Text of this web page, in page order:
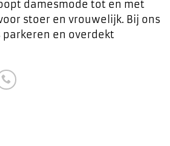
damesmode tot en met
stoer en vrouwelijk. Bij ons
en overdekt